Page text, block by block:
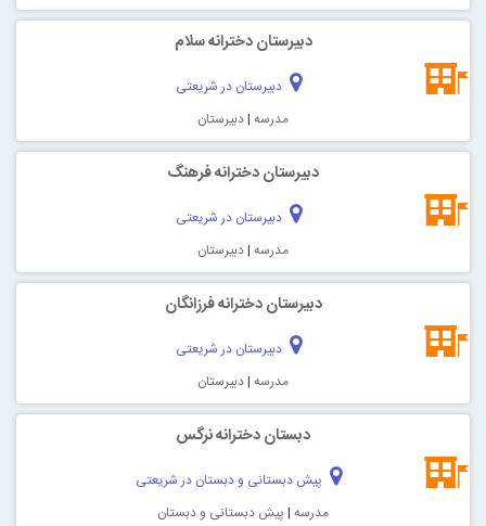
دبیرستان دخترانه سلام
دبیرستان در شریعتی
مدرسه |دبیرستان
دبیرستان دخترانه فرهنگ
دبیرستان در شریعتی
مدرسه |دبیرستان
دبيرستان دخترانه فرزانگان
دبیرستان در شریعتی
مدرسه |دبیرستان
دبستان دخترانه نرگس
پیش دبستانی و دبستان در شریعتی
مدرسه | پیش دبستانی و دبستان